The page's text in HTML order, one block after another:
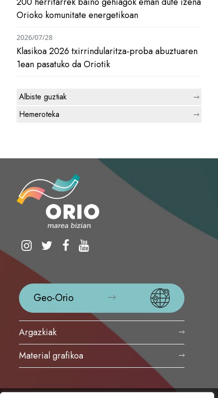
Orioko komunitate energetikoan
Klasikoa 2026 txirrindularitza-proba abuztuaren
1ean pasatuko da Oriotik
2026/07/28
Albiste guztiak
Hemeroteka
Geo-Orio
Argazkiak
Material grafikoa